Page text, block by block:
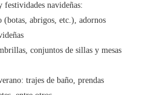
navideñas:
abrigos, etc.), adornos
conjuntos de sillas y mesas
trajes de baño, prendas